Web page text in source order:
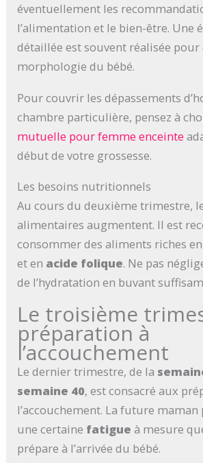
éventuellement les
l’alimentation et le bien-être. Une
détaillée est souvent réalisée
morphologie du bébé.
Pour couvrir les dépassements
chambre particulière, pensez à
mutuelle pour femme enceinte
début de votre grossesse.
Les besoins nutritionnels
Au cours du deuxième trimestre,
alimentaires augmentent. Il est
consommer des aliments riches en
et en acide folique. Ne pas
de l’hydratation en buvant
Le troisième
préparation à
l’accouchement
Le dernier trimestre, de la
semaine 40, est consacré aux
l’accouchement. La future
une certaine fatigue à mesure
prépare à l’arrivée du bébé.